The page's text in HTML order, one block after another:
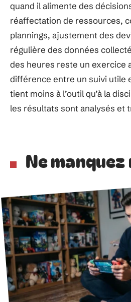
quand il alimente des
réaffectation de ressources,
plannings, ajustement des
régulière des données
des heures reste un exercice
différence entre un suivi utile
tient moins à l’outil qu’à la
les résultats sont analysés et
Ne